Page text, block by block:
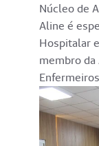
Núcleo de
Aline é
Hospitalar
membro da